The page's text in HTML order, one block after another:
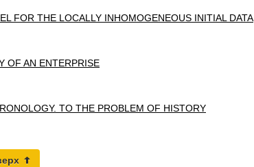
FOR THE LOCALLY INHOMOGENEOUS INITIAL DATA
OF AN ENTERPRISE
TO THE PROBLEM OF HISTORY